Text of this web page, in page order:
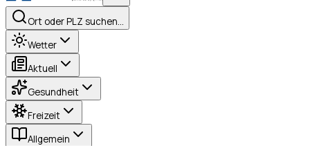
Ort oder PLZ suchen…
Wetter
Aktuell
Gesundheit
Freizeit
Allgemein